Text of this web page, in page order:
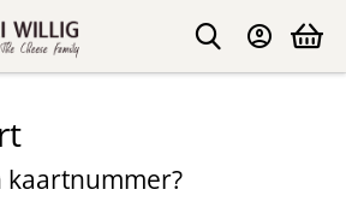
kaartnummer?